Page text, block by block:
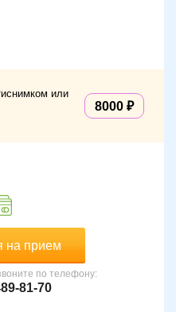
или
8000
на прием
по телефону:
81-70